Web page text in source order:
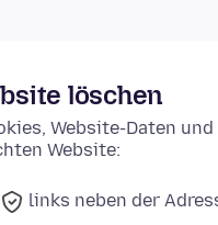
löschen
Website-Daten
Website:
links neben der